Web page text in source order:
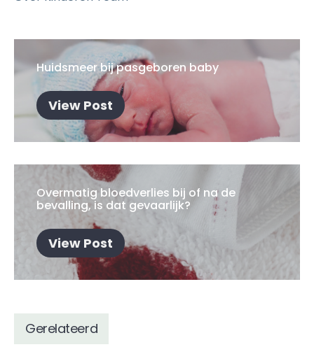
Huidsmeer bij pasgeboren baby
View Post
Overmatig bloedverlies bij of na de
bevalling, is dat gevaarlijk?
View Post
Gerelateerd